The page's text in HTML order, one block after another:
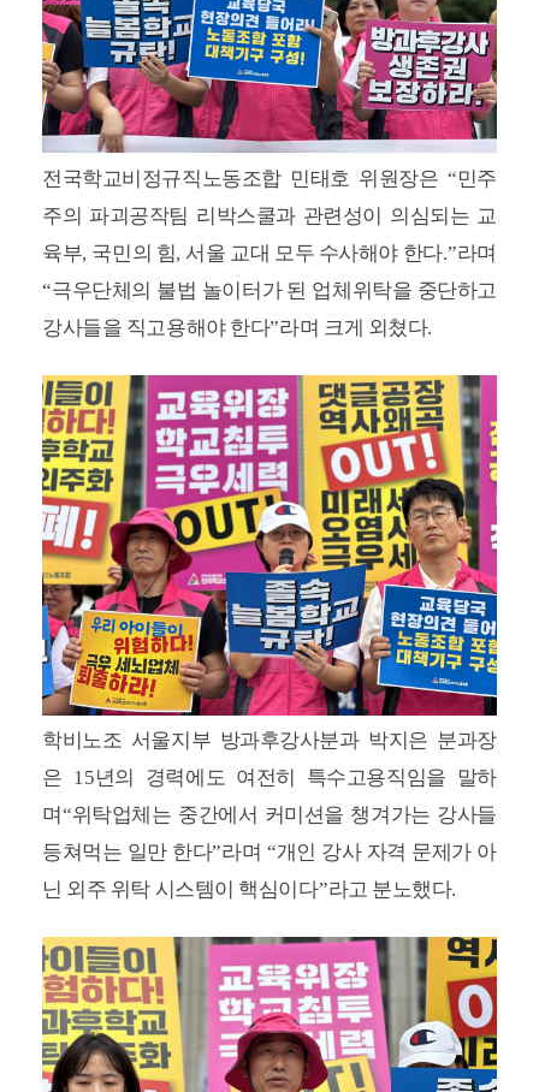
전국학교비정규직노동조합 민태호 위원장은 “민주
주의 파괴공작팀 리박스쿨과 관련성이 의심되는 교
육부, 국민의 힘, 서울 교대 모두 수사해야 한다.”라며
“극우단체의 불법 놀이터가 된 업체위탁을 중단하고
강사들을 직고용해야 한다”라며 크게 외쳤다.
학비노조 서울지부 방과후강사분과 박지은 분과장
은 15년의 경력에도 여전히 특수고용직임을 말하
며 “위탁업체는 중간에서 커미션을 챙겨가는 강사들
등쳐먹는 일만 한다”라며 “개인 강사 자격 문제가 아
닌 외주 위탁 시스템이 핵심이다”라고 분노했다.